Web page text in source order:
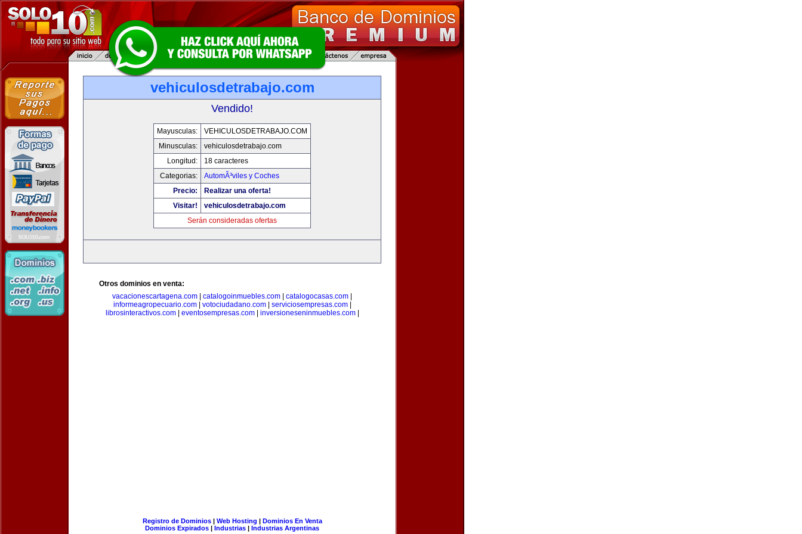
vehiculosdetrabajo.com
Vendido!
Mayusculas:
VEHICULOSDETRABAJO.COM
Minusculas:
vehiculosdetrabajo.com
Longitud:
18 caracteres
Categorias:
AutomÃ³viles y Coches
Precio:
Realizar una oferta!
Visitar!
vehiculosdetrabajo.com
Serán consideradas ofertas
Otros dominios en venta:
vacacionescartagena.com
catalogoinmuebles.com catalogocasas.com
informeagropecuario.com| votociudadano.com| serviciosempresas.com|
librosinteractivos.com| eventosempresas.com| inversioneseninmuebles.com|
Registro de Dominios| Web Hosting | Dominios En Venta
Dominios Expirados | Industrias | Industrias Argentinas